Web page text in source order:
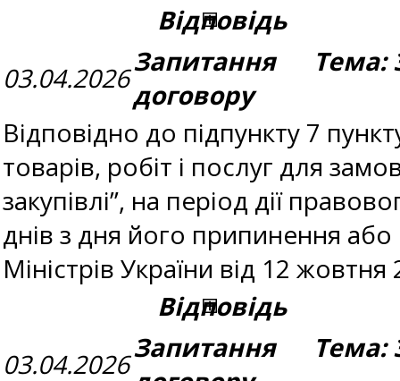
Відповідь
03.04.2026Запитання Тема:
договору
Відповідно до підпункту 7
товарів, робіт і послуг для
закупівлі”, на період дії
днів з дня його припинення
Міністрів України від 12
Відповідь
03.04.2026Запитання Тема: